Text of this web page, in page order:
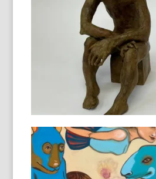
Lièvre femme
52X30X40 cm